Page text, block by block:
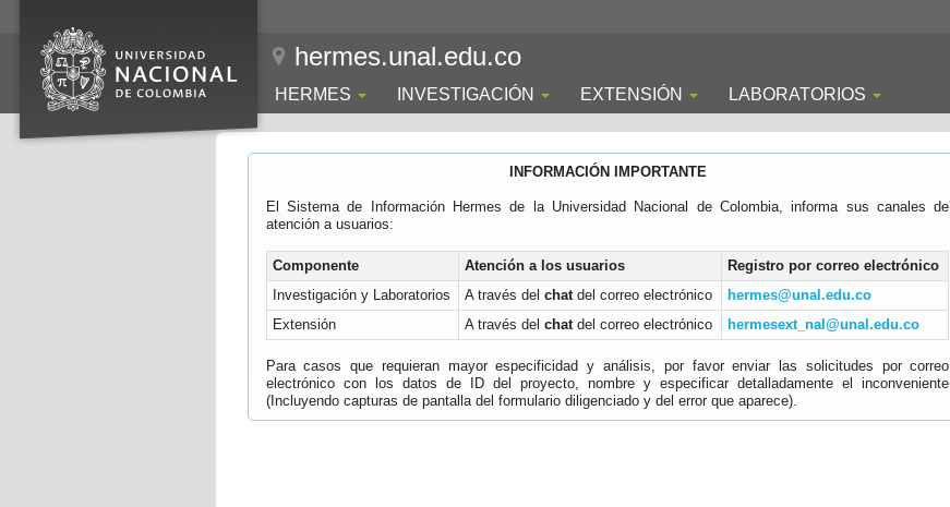
hermes.unal.edu.co
HERMES INVESTIGACIÓN EXTENSIÓN LABORATORIOS
INFORMACIÓN IMPORTANTE
El Sistema de Información Hermes de la Universidad Nacional de Colombia, informa sus canales de
atención a usuarios:
Componente Atención a los usuarios
Registro por correo electrónico
Investigación y Laboratorios
A través del chatdel correo electrónico
hermes@unal.edu.co
Extensión
A través del chatdel correo electrónico hermesext_nal@unal.edu.co
Para casos que requieran mayor especificidad y análisis, por favor enviar las solicitudes por correo
electrónico con los datos de ID del proyecto, nombre y especificar detalladamente el inconveniente
(Incluyendo capturas de pantalla del formulario diligenciado y del error que aparece).